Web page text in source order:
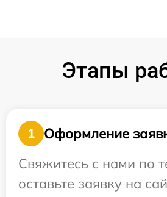
Этапы
1
Оформление
Свяжитесь с нами по
оставьте заявку на